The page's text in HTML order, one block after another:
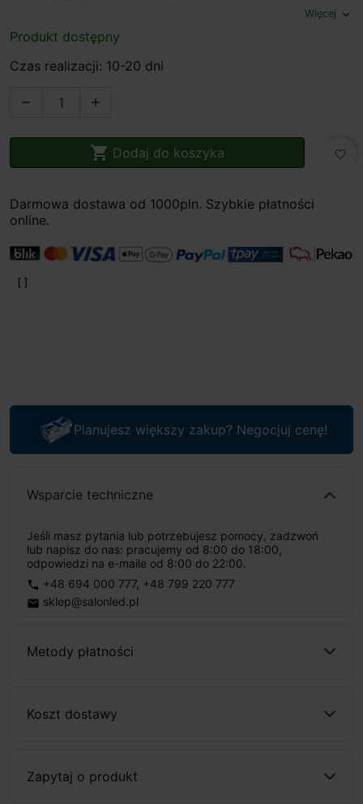
Więcej expand_more
Produkt dostępny
Czas realizacji: 10-20 dni
 
 Dodaj do koszyka favorite_border
Darmowa dostawa od 1000pln. Szybkie płatności
online.
Planujesz większy zakup? Negocjuj cenę!
Wsparcie techniczne
Jeśli masz pytania lub potrzebujesz pomocy, zadzwoń
lub napisz do nas: pracujemy od 8:00 do 18:00,
odpowiedzi na e-maile od 8:00 do 22:00.
phone +48 694 000 777, +48 799 220 777
email sklep@salonled.pl
Metody płatności
Koszt dostawy
Zapytaj o produkt